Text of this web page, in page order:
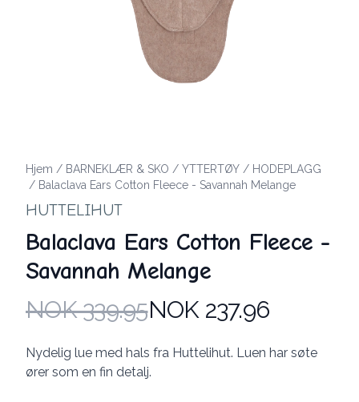
Hjem / BARNEKLÆR & SKO / YTTERTØY / HODEPLAGG
/ Balaclava Ears Cotton Fleece - Savannah Melange
HUTTELIHUT
Balaclava Ears Cotton Fleece -
Savannah Melange
Produktdetaljer
NOK 339.95NOK 237.96
Description
Nydelig lue med hals fra Huttelihut. Luen har søte
ører som en fin detalj.